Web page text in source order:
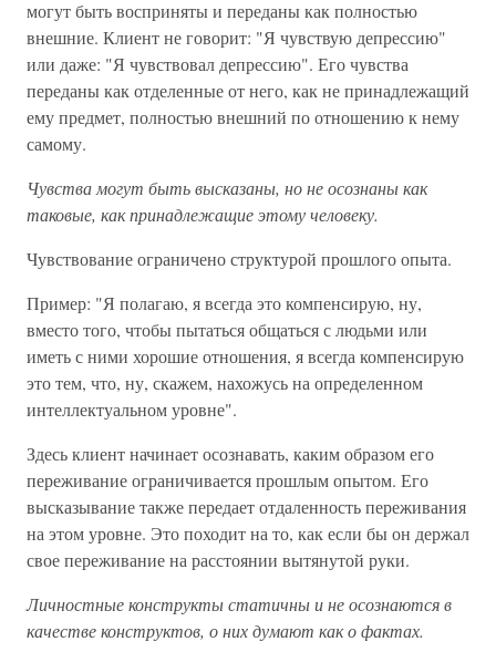
могут быть восприняты и переданы как полностью
внешние. Клиент не говорит: "Я чувствую депрессию"
или даже: "Я чувствовал депрессию". Его чувства
переданы как отделенные от него, как не принадлежащий
ему предмет, полностью внешний по отношению к нему
самому.
Чувства могут быть высказаны, но не осознаны как
таковые, как принадлежащие этому человеку.
Чувствование ограничено структурой прошлого опыта.
Пример: "Я полагаю, я всегда это компенсирую, ну,
вместо того, чтобы пытаться общаться с людьми или
иметь с ними хорошие отношения, я всегда компенсирую
это тем, что, ну, скажем, нахожусь на определенном
интеллектуальном уровне".
Здесь клиент начинает осознавать, каким образом его
переживание ограничивается прошлым опытом. Его
высказывание также передает отдаленность переживания
на этом уровне. Это походит на то, как если бы он держал
свое переживание на расстоянии вытянутой руки.
Личностные конструкты статичны и не осознаются в
качестве конструктов, о них думают как о фактах.